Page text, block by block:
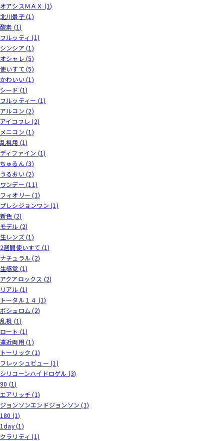
オアシスＭＡＸ (1)
北川景子 (1)
酸素 (1)
フルッティ (1)
シンシア (1)
オシャレ (5)
使いすて (5)
かわいい (1)
シード (1)
フルッティー (1)
アルコン (2)
アイコフレ (2)
メニコン (1)
乱視用 (1)
ディファイン (1)
ちゅるん (3)
うるおい (2)
ワンデー (11)
フィオリー (1)
プレシジョンワン (1)
新色 (2)
モデル (2)
生レンズ (1)
2週間使いすて (1)
ナチュラル (2)
生感覚 (1)
アクアロックス (2)
リアル (1)
トータル１４ (1)
ボシュロム (2)
乱視 (1)
ロート (1)
遠近両用 (1)
トーリック (1)
フレッシュビュー (1)
シリコーンハイドロゲル (3)
90 (1)
エアリッチ (1)
ジョンソンエンドジョンソン (1)
180 (1)
1day (1)
クラリティ (1)